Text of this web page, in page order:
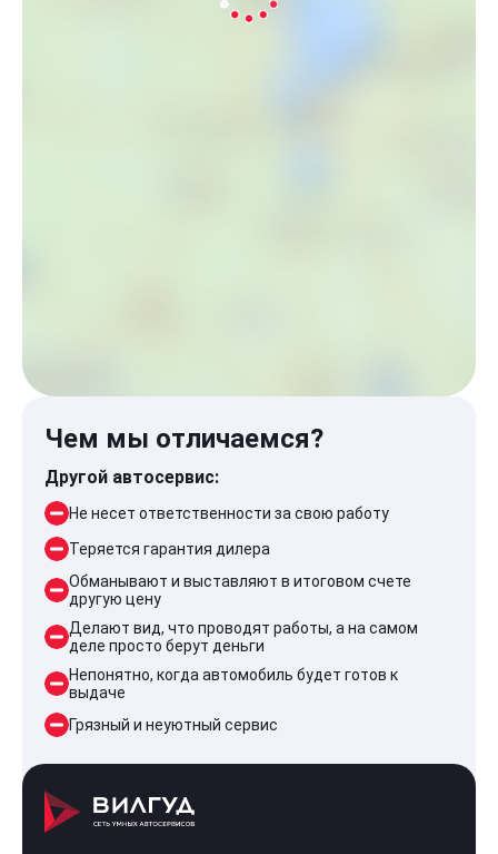
Чем мы отличаемся?
Другой автосервис:
Не несет ответственности за свою работу
Теряется гарантия дилера
Обманывают и выставляют в итоговом счете
другую цену
Делают вид, что проводят работы, а на самом
деле просто берут деньги
Непонятно, когда автомобиль будет готов к
выдаче
Грязный и неуютный сервис